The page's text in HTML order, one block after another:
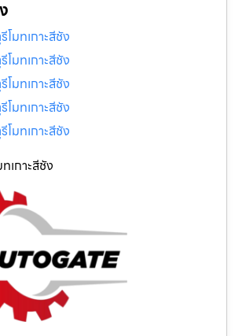
มทเกาะสีชัง
มทเกาะสีชัง
มทเกาะสีชัง
มทเกาะสีชัง
มทเกาะสีชัง
เกาะสีชัง